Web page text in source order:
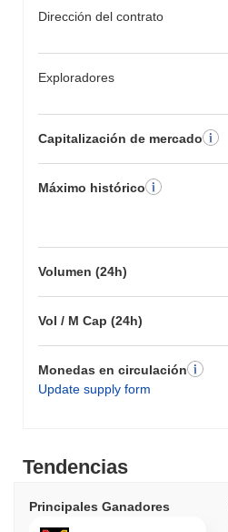
Dirección del contrato
Exploradores
Capitalización de mercado
Máximo histórico
Volumen (24h)
Vol / M Cap (24h)
Monedas en circulación
Update supply form
Tendencias
Principales Ganadores